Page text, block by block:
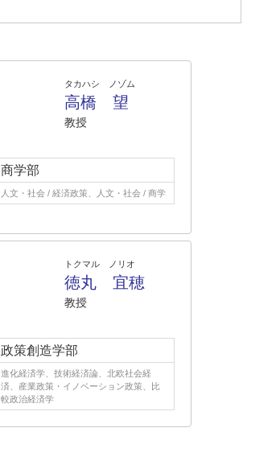
タカハシ ノゾム
高橋 望
教授
商学部
人文・社会 / 経済政策、人文・社会 / 商学
トクマル ノリオ
徳丸 宜穂
教授
政策創造学部
進化経済学、技術経済論、北欧社会経
済、産業政策・イノベーション政策、比
較政治経済学